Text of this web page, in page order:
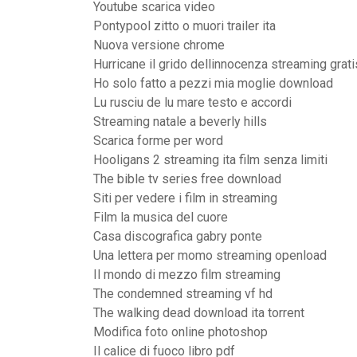
Youtube scarica video
Pontypool zitto o muori trailer ita
Nuova versione chrome
Hurricane il grido dellinnocenza streaming
Ho solo fatto a pezzi mia moglie download
Lu rusciu de lu mare testo e accordi
Streaming natale a beverly hills
Scarica forme per word
Hooligans 2 streaming ita film senza limiti
The bible tv series free download
Siti per vedere i film in streaming
Film la musica del cuore
Casa discografica gabry ponte
Una lettera per momo streaming openload
Il mondo di mezzo film streaming
The condemned streaming vf hd
The walking dead download ita torrent
Modifica foto online photoshop
Il calice di fuoco libro pdf